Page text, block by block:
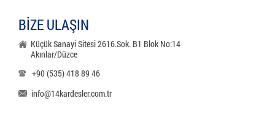
BİZE ULAŞIN
Küçük Sanayi Sitesi 2616.Sok. B1 Blok No:14
Akınlar/Düzce
+90 (535) 418 89 46
info@14kardesler.com.tr